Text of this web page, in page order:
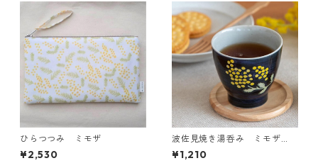
ひらつつみ ミモザ
¥2,530
波佐見焼き湯呑み ミモザ
柄 Mimosa Waltz (ミモザワ
ルツ)
¥1,210